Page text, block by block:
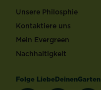
Unsere Philosphie
Kontaktiere uns
Mein Evergreen
Nachhaltigkeit
Folge LiebeDeinenGarten